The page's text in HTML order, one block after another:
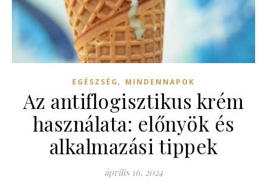
EGÉSZSÉG , MINDENNAPOK
Az antiflogisztikus krém
használata: előnyök és
alkalmazási tippek
április 16, 2024